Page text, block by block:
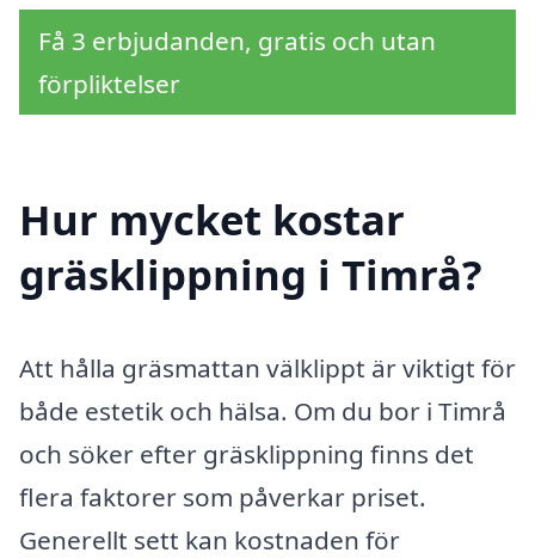
Få 3 erbjudanden, gratis och utan
förpliktelser
Hur mycket kostar
gräsklippning i Timrå?
Att hålla gräsmattan välklippt är viktigt för
både estetik och hälsa. Om du bor i Timrå
och söker efter gräsklippning finns det
flera faktorer som påverkar priset.
Generellt sett kan kostnaden för